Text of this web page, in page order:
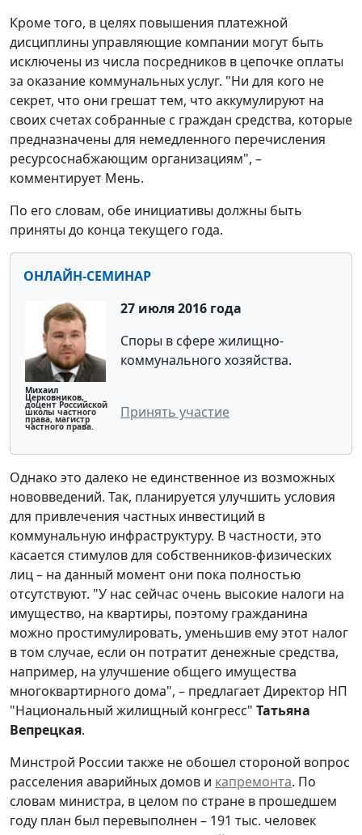
Кроме того, в целях повышения платежной
дисциплины управляющие компании могут быть
исключены из числа посредников в цепочке оплаты
за оказание коммунальных услуг. "Ни для кого не
секрет, что они грешат тем, что аккумулируют на
своих счетах собранные с граждан средства, которые
предназначены для немедленного перечисления
ресурсоснабжающим организациям", –
комментирует Мень.
По его словам, обе инициативы должны быть
приняты до конца текущего года.
ОНЛАЙН-СЕМИНАР
Михаил
Церковников,
доцент Российской
школы частного
права, магистр
частного права.
27 июля 2016 года
Споры в сфере жилищно-
коммунального хозяйства.
Принять участие
Однако это далеко не единственное из возможных
нововведений. Так, планируется улучшить условия
для привлечения частных инвестиций в
коммунальную инфраструктуру. В частности, это
касается стимулов для собственников-физических
лиц – на данный момент они пока полностью
отсутствуют. "У нас сейчас очень высокие налоги на
имущество, на квартиры, поэтому гражданина
можно простимулировать, уменьшив ему этот налог
в том случае, если он потратит денежные средства,
например, на улучшение общего имущества
многоквартирного дома", – предлагает Директор НП
"Национальный жилищный конгресс" Татьяна
Вепрецкая.
Минстрой России также не обошел стороной вопрос
расселения аварийных домов и капремонта. По
словам министра, в целом по стране в прошедшем
году план был перевыполнен – 191 тыс. человек